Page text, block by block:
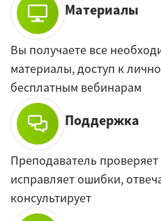
Материалы
Вы получаете все
материалы, доступ к
бесплатным вебинарам
Поддержка
Преподаватель
исправляет ошибки,
консультирует